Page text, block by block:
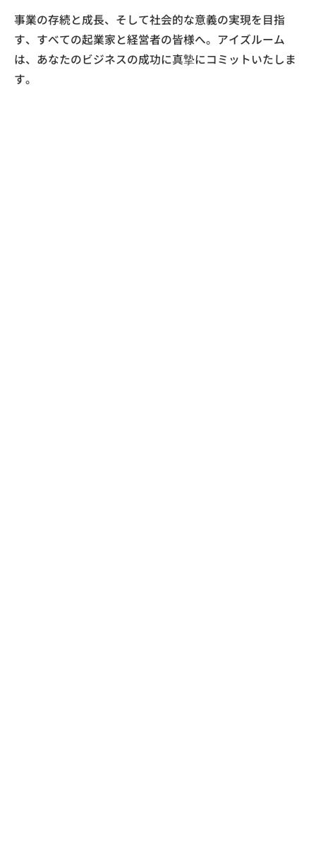
事業の存続と成長、そして社会的な意義の実現を目指
す、すべての起業家と経営者の皆様へ。アイズルーム
は、あなたのビジネスの成功に真摯にコミットいたしま
す。